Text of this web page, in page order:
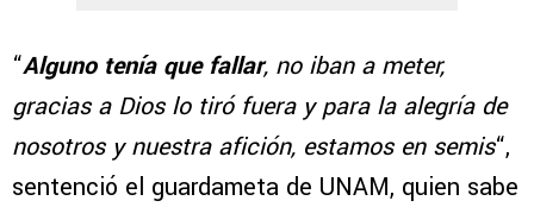
“Alguno tenía que fallar, no iban a meter,
gracias a Dios lo tiró fuera y para la alegría de
nosotros y nuestra afición, estamos en semis“,
sentenció el guardameta de UNAM, quien sabe